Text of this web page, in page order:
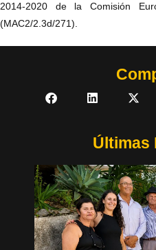
2014-2020 de la Comisión
(MAC2/2.3d/271).
Últimas